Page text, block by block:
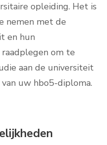
opleiding. Het is
nemen met de
en hun
om te
aan de universiteit
uw hbo5-diploma.